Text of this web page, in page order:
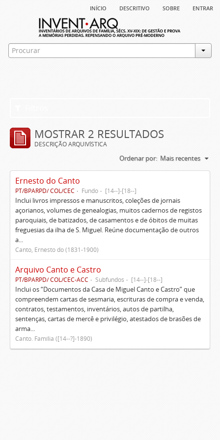
início descritivo sobre entrar
MOSTRAR 2 RESULTADOS
DESCRIÇÃO ARQUIVÍSTICA
Ordenar por: Mais recentes
Ernesto do Canto
PT/BPARPD/ COL/CEC Fundo [14--]-[18--]
Inclui livros impressos e manuscritos, coleções de jornais
açorianos, volumes de genealogias, muitos cadernos de registos
paroquiais, de batizados, de casamentos e de óbitos de muitas
freguesias da ilha de S. Miguel. Reúne documentação de outros
a...
Canto, Ernesto do (1831-1900)
Arquivo Canto e Castro
PT/BPARPD/ COL/CEC-ACC Subfundos [14--]-[18--]
Inclui os “Documentos da Casa de Miguel Canto e Castro” que
compreendem cartas de sesmaria, escrituras de compra e venda,
contratos, testamentos, inventários, autos de partilha,
sentenças, cartas de mercê e privilégio, atestados de brasões de
arma...
Canto. Família ([14--?]-1890)